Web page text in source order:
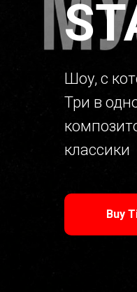
Шоу, с
Три в
классики
Buy